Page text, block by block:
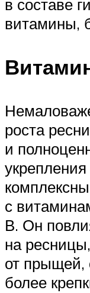
в составе
витамины,
роста
и
с
В. Он
на
от прыщей,
более